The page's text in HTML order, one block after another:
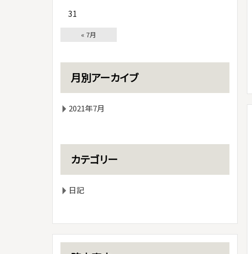
31
« 7月
月別アーカイブ
2021年7月
カテゴリー
日記